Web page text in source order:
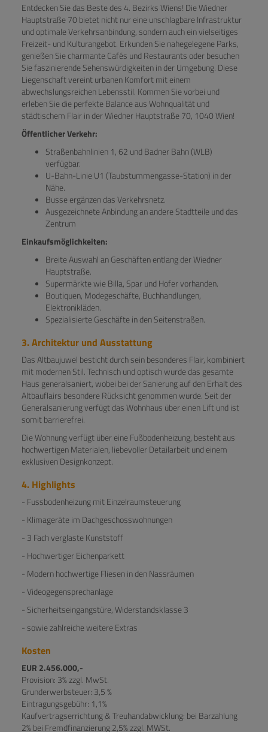
Entdecken Sie das Beste des 4. Bezirks Wiens! Die Wiedner
Hauptstraße 70 bietet nicht nur eine unschlagbare Infrastruktur
und optimale Verkehrsanbindung, sondern auch ein vielseitiges
Freizeit- und Kulturangebot. Erkunden Sie nahegelegene Parks,
genießen Sie charmante Cafés und Restaurants oder besuchen
Sie faszinierende Sehenswürdigkeiten in der Umgebung. Diese
Liegenschaft vereint urbanen Komfort mit einem
abwechslungsreichen Lebensstil. Kommen Sie vorbei und
erleben Sie die perfekte Balance aus Wohnqualität und
städtischem Flair in der Wiedner Hauptstraße 70, 1040 Wien!
Öffentlicher Verkehr:
Straßenbahnlinien 1, 62 und Badner Bahn (WLB)
verfügbar.
U-Bahn-Linie U1 (Taubstummengasse-Station) in der
Nähe.
Busse ergänzen das Verkehrsnetz.
Ausgezeichnete Anbindung an andere Stadtteile und das
Zentrum
Einkaufsmöglichkeiten:
Breite Auswahl an Geschäften entlang der Wiedner
Hauptstraße.
Supermärkte wie Billa, Spar und Hofer vorhanden.
Boutiquen, Modegeschäfte, Buchhandlungen,
Elektronikläden.
Spezialisierte Geschäfte in den Seitenstraßen.
3. Architektur und Ausstattung
Das Altbaujuwel besticht durch sein besonderes Flair, kombiniert
mit modernen Stil. Technisch und optisch wurde das gesamte
Haus generalsaniert, wobei bei der Sanierung auf den Erhalt des
Altbauflairs besondere Rücksicht genommen wurde. Seit der
Generalsanierung verfügt das Wohnhaus über einen Lift und ist
somit barrierefrei.
Die Wohnung verfügt über eine Fußbodenheizung, besteht aus
hochwertigen Materialen, liebevoller Detailarbeit und einem
exklusiven Designkonzept.
4. Highlights
- Fussbodenheizung mit Einzelraumsteuerung
- Klimageräte im Dachgeschosswohnungen
- 3 Fach verglaste Kunststoff
- Hochwertiger Eichenparkett
- Modern hochwertige Fliesen in den Nassräumen
- Videogegensprechanlage
- Sicherheitseingangstüre, Widerstandsklasse 3
- sowie zahlreiche weitere Extras
Kosten
EUR 2.456.000,-
Provision: 3% zzgl. MwSt.
Grunderwerbsteuer: 3,5 %
Eintragungsgebühr: 1,1%
Kaufvertragserrichtung & Treuhandabwicklung: bei Barzahlung
2% bei Fremdfinanzierung 2,5% zzgl. MWSt.